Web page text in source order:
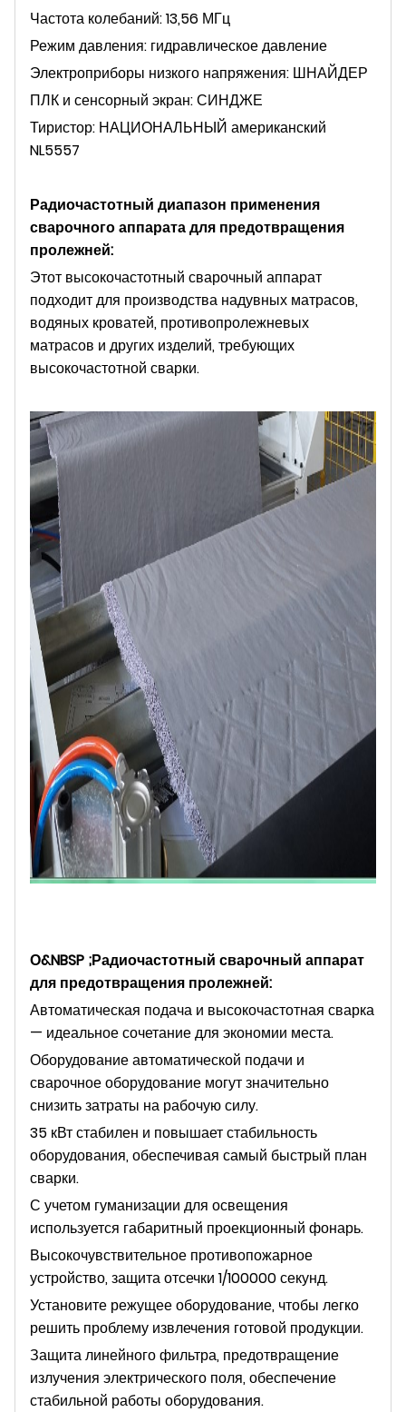
Частота колебаний: 13,56 МГц
Режим давления: гидравлическое давление
Электроприборы низкого напряжения: ШНАЙДЕР
ПЛК и сенсорный экран: СИНДЖЕ
Тиристор: НАЦИОНАЛЬНЫЙ американский
NL5557
Радиочастотный диапазон применения
сварочного аппарата для предотвращения
пролежней:
Этот высокочастотный сварочный аппарат
подходит для производства надувных матрасов,
водяных кроватей, противопролежневых
матрасов и других изделий, требующих
высокочастотной сварки.
О&NBSP ;Радиочастотный сварочный аппарат
для предотвращения пролежней:
Автоматическая подача и высокочастотная сварка
— идеальное сочетание для экономии места.
Оборудование автоматической подачи и
сварочное оборудование могут значительно
снизить затраты на рабочую силу.
35 кВт стабилен и повышает стабильность
оборудования, обеспечивая самый быстрый план
сварки.
С учетом гуманизации для освещения
используется габаритный проекционный фонарь.
Высокочувствительное противопожарное
устройство, защита отсечки 1/100000 секунд.
Установите режущее оборудование, чтобы легко
решить проблему извлечения готовой продукции.
Защита линейного фильтра, предотвращение
излучения электрического поля, обеспечение
стабильной работы оборудования.